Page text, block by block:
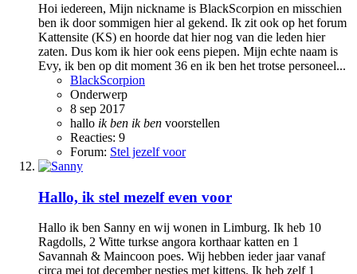
Hoi iedereen, Mijn nickname is BlackScorpion en misschien
ben ik door sommigen hier al gekend. Ik zit ook op het forum
Kattensite (KS) en hoorde dat hier nog van die leden hier
zaten. Dus kom ik hier ook eens piepen. Mijn echte naam is
Evy, ik ben op dit moment 36 en ik ben het trotse personeel...
BlackScorpion
Onderwerp
8 sep 2017
hallo ik ben ik ben voorstellen
Reacties: 9
Forum: Stel jezelf voor
Hallo, ik stel mezelf even voor
Hallo ik ben Sanny en wij wonen in Limburg. Ik heb 10
Ragdolls, 2 Witte turkse angora korthaar katten en 1
Savannah & Maincoon poes. Wij hebben ieder jaar vanaf
circa mei tot december nestjes met kittens. Ik heb zelf 1